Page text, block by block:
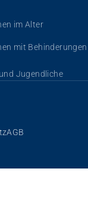
im Alter
mit Behinderungen
Jugendliche
AGB